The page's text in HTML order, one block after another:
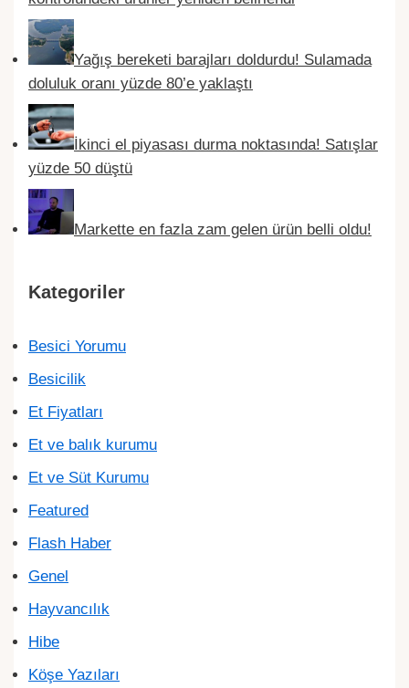
Yağış bereketi barajları doldurdu! Sulamada
doluluk oranı yüzde 80’e yaklaştı
İkinci el piyasası durma noktasında! Satışlar
yüzde 50 düştü
Markette en fazla zam gelen ürün belli oldu!
Kategoriler
Besici Yorumu
Besicilik
Et Fiyatları
Et ve balık kurumu
Et ve Süt Kurumu
Featured
Flash Haber
Genel
Hayvancılık
Hibe
Köşe Yazıları